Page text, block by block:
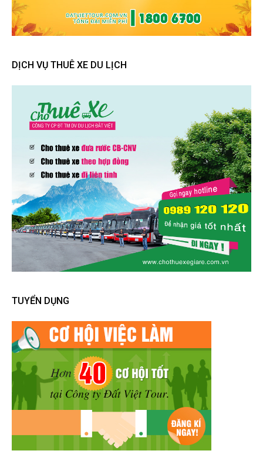
DỊCH VỤ THUÊ XE DU LỊCH
TUYỂN DỤNG